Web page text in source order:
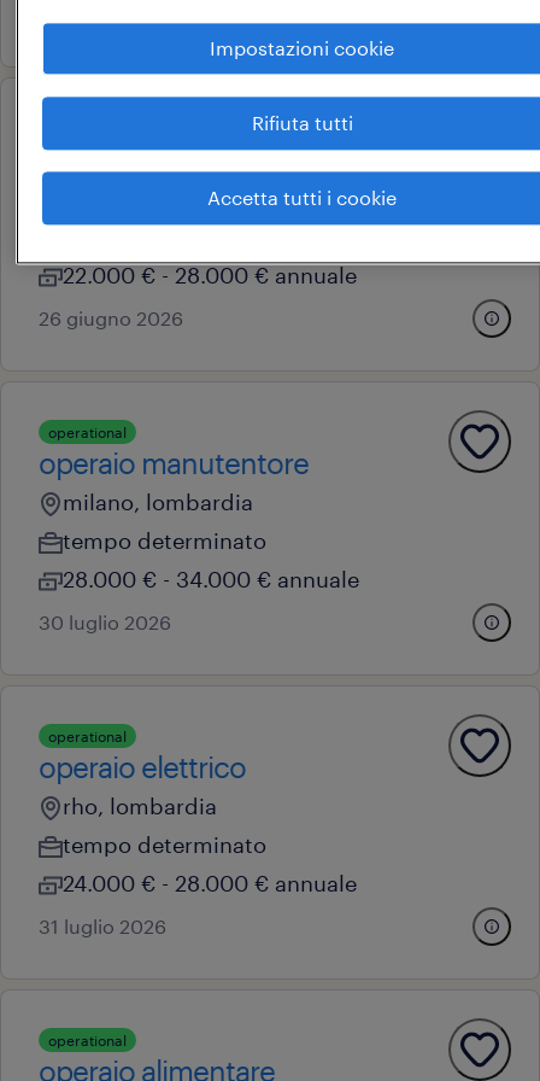
operaio metalmeccanico
corbetta, lombardia
22.000 € - 28.000 € annuale
26 giugno 2026
operational
operaio manutentore
milano, lombardia
tempo determinato
28.000 € - 34.000 € annuale
30 luglio 2026
operational
operaio elettrico
rho, lombardia
tempo determinato
24.000 € - 28.000 € annuale
31 luglio 2026
operational
operaio alimentare
Impostazioni cookie
Rifiuta tutti
Accetta tutti i cookie